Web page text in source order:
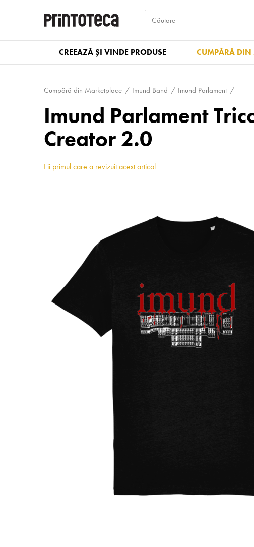
CREEAZĂ ȘI VINDE PRODUSE CUMPĂRĂ DIN
Cumpără din Marketplace Imund Band Imund Parlament
Imund Parlament
Creator 2.0
Fii primul care a revizuit acest articol